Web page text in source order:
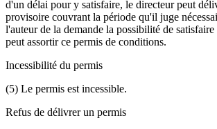
d'un délai pour y satisfaire, le directeur peut
provisoire couvrant la période qu'il juge
l'auteur de la demande la possibilité de satisfaire
peut assortir ce permis de conditions.
Incessibilité du permis
(5) Le permis est incessible.
Refus de délivrer un permis